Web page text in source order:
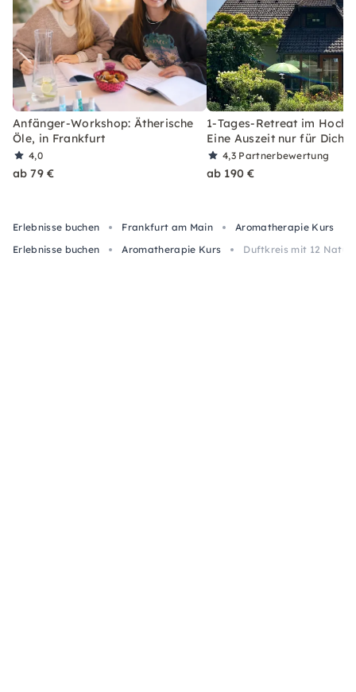
Anfänger-Workshop: Ätherische
Öle, in Frankfurt
4,0
ab 79 €
1-Tages-Retreat im
Eine Auszeit nur für Dich
4,3 Partnerbewertung
ab 190 €
Erlebnisse buchen Frankfurt am Main
Aromatherapie Kurs
Erlebnisse buchen
Aromatherapie Kurs Duftkreis mit 12